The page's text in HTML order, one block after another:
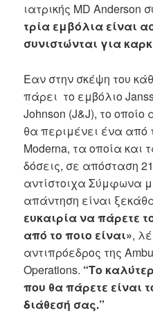
ιατρικής MD Anderson
τρία εμβόλια είναι
συνιστώνται για
Εαν στην σκέψη του
πάρει το εμβόλιο
Johnson (J&J), το
θα περιμένει ένα από
Moderna, τα οποία και
δόσεις, σε απόσταση
αντίστοιχα Σύμφωνα
απάντηση είναι
ευκαιρία να πάρετε
από το ποιο είναι»,
αντιπρόεδρος της
Operations. “Το
που θα πάρετε είναι
διάθεσή σας.”